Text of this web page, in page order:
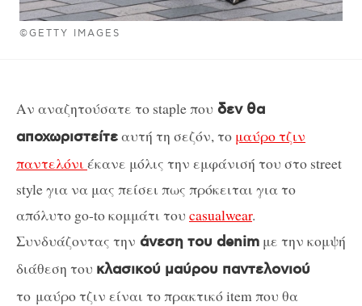
©GETTY IMAGES
Αν αναζητούσατε το staple που δεν θα
αποχωριστείτεαυτή τη σεζόν, το μαύρο τζιν
παντελόνι έκανε μόλις την εμφάνισή του στο street
style για να μας πείσει πως πρόκειται για το
απόλυτο go-to κομμάτι του casualwear.
Συνδυάζοντας την άνεση του denim με την κομψή
διάθεση του κλασικού μαύρου παντελονιού
το μαύρο τζιν είναι το πρακτικό item που θα